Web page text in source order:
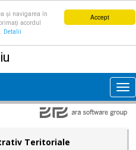
Accept
și navigarea în
acordul
Detalii
Teritoriale